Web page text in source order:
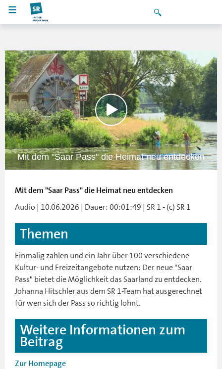
Mit dem "Saar Pass" die Heimat neu entdecken
Mit dem "Saar Pass" die Heimat neu entdecken
Audio | 10.06.2026 | Dauer: 00:01:49 | SR 1 - (c) SR 1
Themen
Einmalig zahlen und ein Jahr über 100 verschiedene
Kultur- und Freizeitangebote nutzen: Der neue "Saar
Pass" bietet die Möglichkeit das Saarland zu entdecken.
Johanna Hitschler aus dem SR 1-Team hat ausgerechnet
für wen sich der Pass so richtig lohnt.
Weitere Informationen zum
Beitrag
Zur Homepage